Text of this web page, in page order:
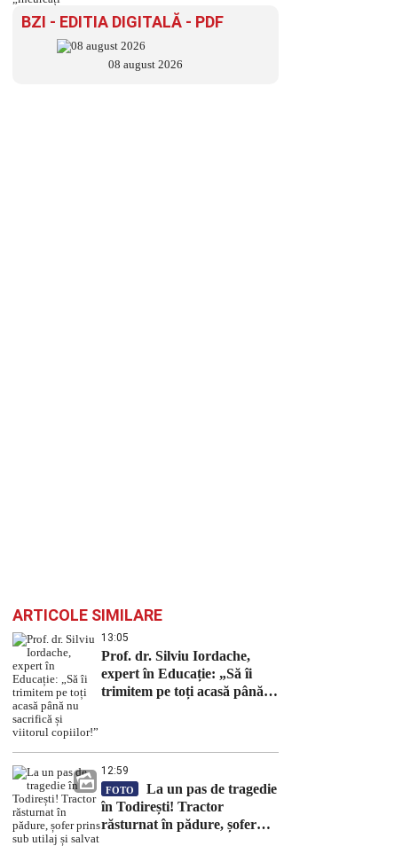
BZI - EDITIA DIGITALĂ - PDF
08 august 2026
ARTICOLE SIMILARE
13:05
Prof. dr. Silviu Iordache,
expert în Educație: „Să îi
trimitem pe toți acasă până
12:59
FOTO
La un pas de tragedie
în Todirești! Tractor
răsturnat în pădure, șofer